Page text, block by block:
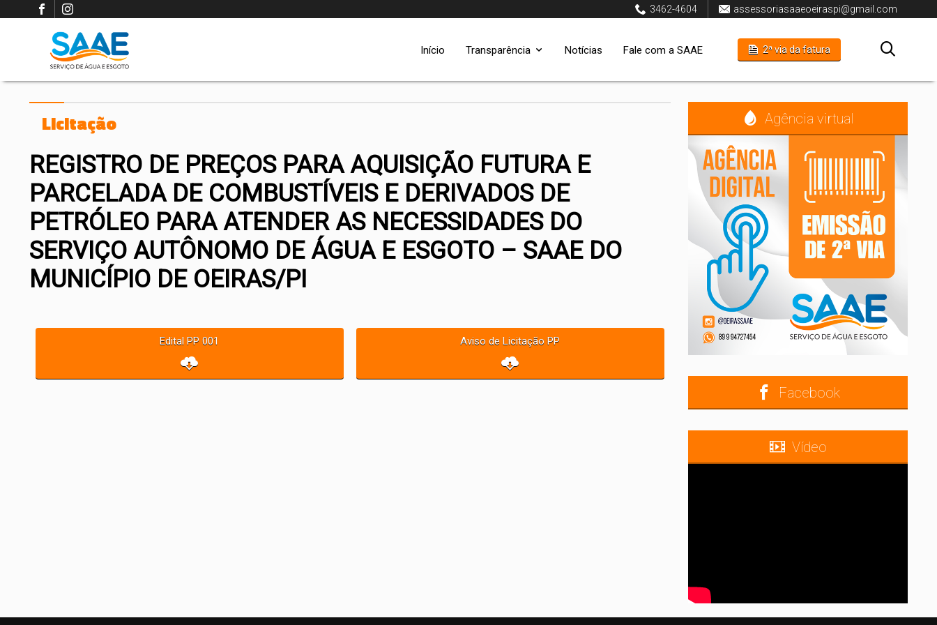
assessoriasaaeoeiraspi@gmail.com
3462-4604
2ª via da fatura
Fale com a SAAE
Notícias
Transparência
Início
Licitação
REGISTRO DE PREÇOS PARA AQUISIÇÃO FUTURA E
PARCELADA DE COMBUSTÍVEIS E DERIVADOS DE
PETRÓLEO PARA ATENDER AS NECESSIDADES DO
SERVIÇO AUTÔNOMO DE ÁGUA E ESGOTO – SAAE DO
MUNICÍPIO DE OEIRAS/PI
Edital PP 001 Aviso de Licitação PP
Agência virtual
Facebook
Vídeo